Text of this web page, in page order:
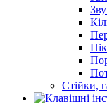
Стійки,